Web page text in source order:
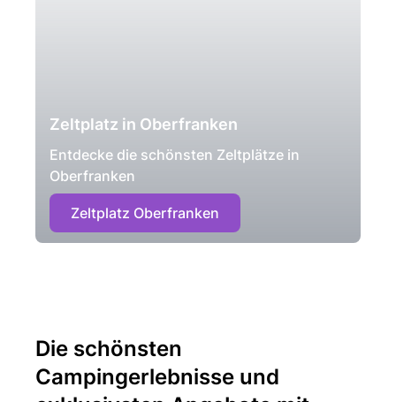
Zeltplatz in Oberfranken
Entdecke die schönsten Zeltplätze in
Oberfranken
Zeltplatz Oberfranken
Die schönsten
Campingerlebnisse und